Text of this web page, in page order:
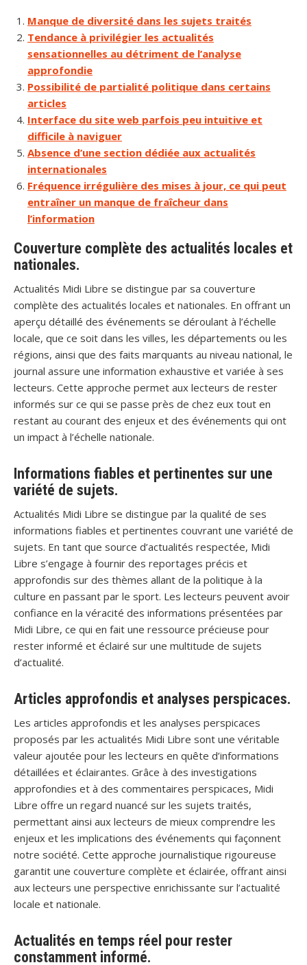
Manque de diversité dans les sujets traités
Tendance à privilégier les actualités
sensationnelles au détriment de l’analyse
approfondie
Possibilité de partialité politique dans certains
articles
Interface du site web parfois peu intuitive et
difficile à naviguer
Absence d’une section dédiée aux actualités
internationales
Fréquence irrégulière des mises à jour, ce qui peut
entraîner un manque de fraîcheur dans
l’information
Couverture complète des actualités locales et
nationales.
Actualités Midi Libre se distingue par sa couverture
complète des actualités locales et nationales. En offrant un
aperçu détaillé des événements se déroulant à l’échelle
locale, que ce soit dans les villes, les départements ou les
régions, ainsi que des faits marquants au niveau national, le
journal assure une information exhaustive et variée à ses
lecteurs. Cette approche permet aux lecteurs de rester
informés sur ce qui se passe près de chez eux tout en
restant au courant des enjeux et des événements qui ont
un impact à l’échelle nationale.
Informations fiables et pertinentes sur une
variété de sujets.
Actualités Midi Libre se distingue par la qualité de ses
informations fiables et pertinentes couvrant une variété de
sujets. En tant que source d’actualités respectée, Midi
Libre s’engage à fournir des reportages précis et
approfondis sur des thèmes allant de la politique à la
culture en passant par le sport. Les lecteurs peuvent avoir
confiance en la véracité des informations présentées par
Midi Libre, ce qui en fait une ressource précieuse pour
rester informé et éclairé sur une multitude de sujets
d’actualité.
Articles approfondis et analyses perspicaces.
Les articles approfondis et les analyses perspicaces
proposés par les actualités Midi Libre sont une véritable
valeur ajoutée pour les lecteurs en quête d’informations
détaillées et éclairantes. Grâce à des investigations
approfondies et à des commentaires perspicaces, Midi
Libre offre un regard nuancé sur les sujets traités,
permettant ainsi aux lecteurs de mieux comprendre les
enjeux et les implications des événements qui façonnent
notre société. Cette approche journalistique rigoureuse
garantit une couverture complète et éclairée, offrant ainsi
aux lecteurs une perspective enrichissante sur l’actualité
locale et nationale.
Actualités en temps réel pour rester
constamment informé.